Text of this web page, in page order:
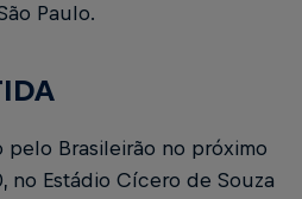
Paulo.
pelo Brasileirão no próximo
no Estádio Cícero de Souza